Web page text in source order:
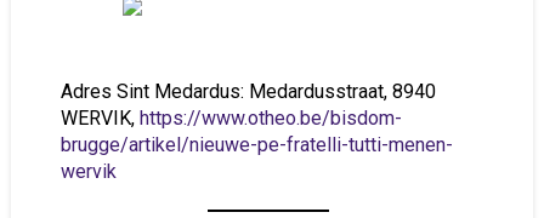
Adres Sint Medardus: Medardusstraat, 8940
WERVIK, https://www.otheo.be/bisdom-
brugge/artikel/nieuwe-pe-fratelli-tutti-menen-
wervik